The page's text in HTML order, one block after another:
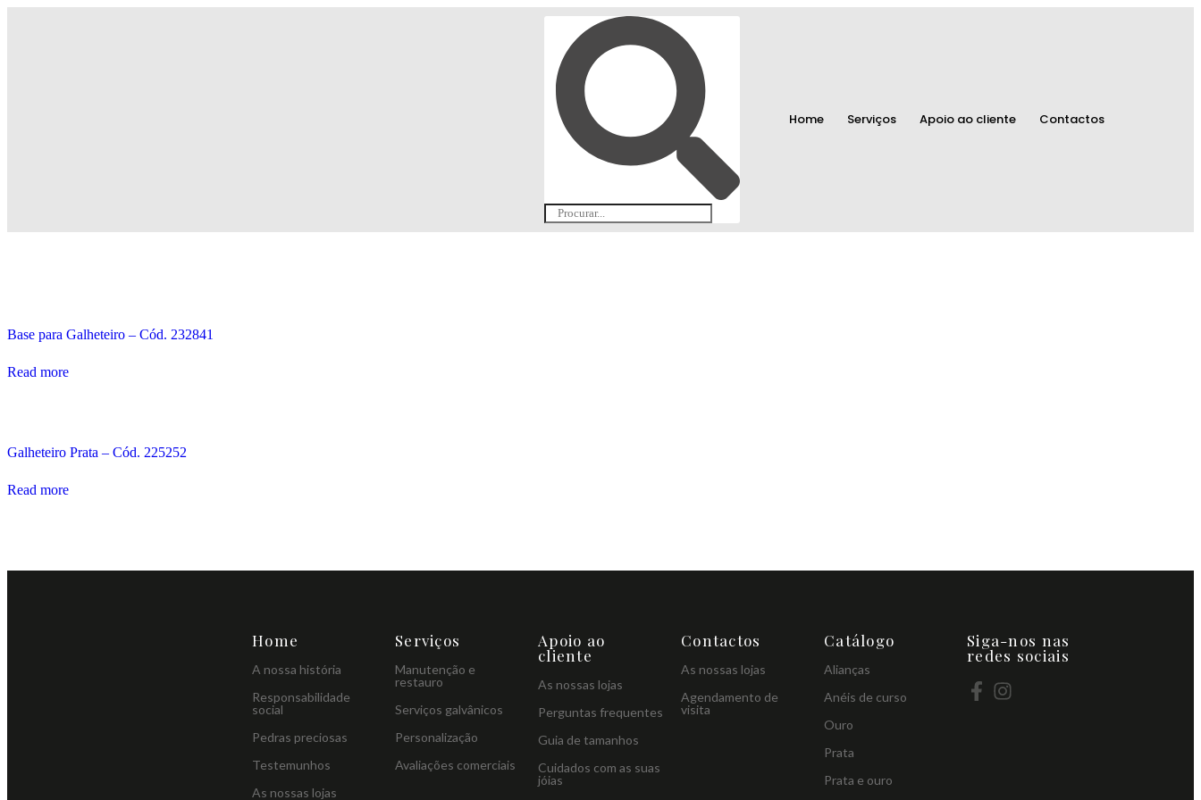
Home Serviços Apoio ao cliente Contactos
Base para Galheteiro – Cód. 232841
Read more
Galheteiro Prata – Cód. 225252
Read more
Home
A nossa história
Responsabilidade
social
Pedras preciosas
Testemunhos
As nossas lojas
Serviços
Manutenção e
restauro
Serviços galvânicos
Personalização
Avaliações comerciais
Apoio ao
cliente
As nossas lojas
Perguntas frequentes
Guia de tamanhos
Cuidados com as suas
jóias
Contactos
As nossas lojas
Agendamento de
visita
Catálogo
Alianças
Anéis de curso
Ouro
Prata
Prata e ouro
Siga-nos nas
redes sociais